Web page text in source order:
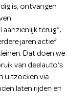
is, ontvangen
aanzienlijk terug”,
jaren actief
Dat doen we
van deelauto’s
uitzoeken via
laten rijden en